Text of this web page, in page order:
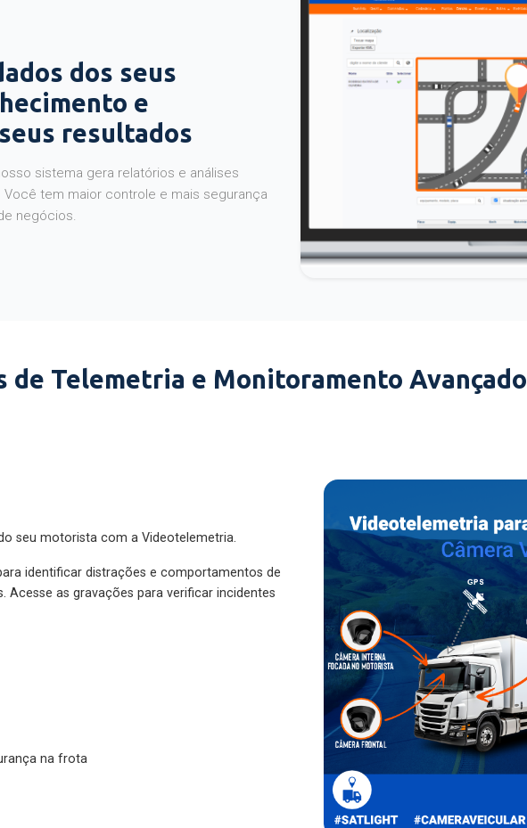
dos seus
e
resultados
sistema gera relatórios e análises
tem maior controle e mais segurança
negócios.
de Telemetria e Monitoramento Avançado
seu motorista com a Videotelemetria.
identificar distrações e comportamentos de
Acesse as gravações para verificar incidentes
na frota